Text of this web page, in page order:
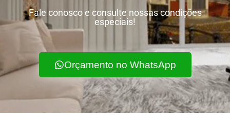
Fale conosco e consulte nossas condições
especiais!
Orçamento no WhatsApp